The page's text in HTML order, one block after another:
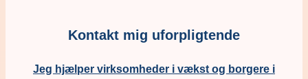
Kontakt mig uforpligtende
Jeg hjælper virksomheder i vækst og borgere i